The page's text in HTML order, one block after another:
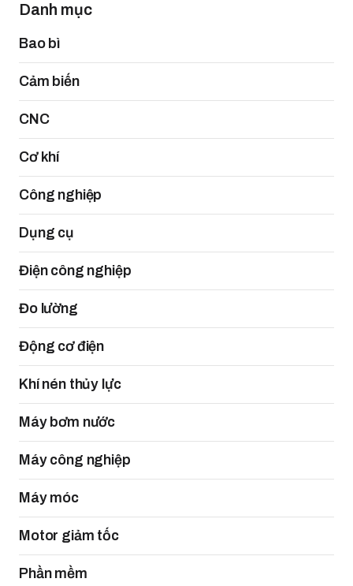
Danh mục
Bao bì
Cảm biến
CNC
Cơ khí
Công nghiệp
Dụng cụ
Điện công nghiệp
Đo lường
Động cơ điện
Khí nén thủy lực
Máy bơm nước
Máy công nghiệp
Máy móc
Motor giảm tốc
Phần mềm